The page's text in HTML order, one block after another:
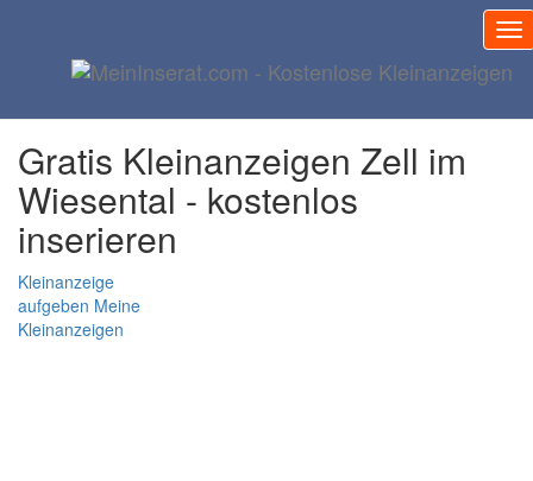
Gratis Inserat Zell im
Wiesental
Gratis Kleinanzeigen Zell im
Wiesental - kostenlos
inserieren
Kleinanzeige
aufgeben Meine
Kleinanzeigen